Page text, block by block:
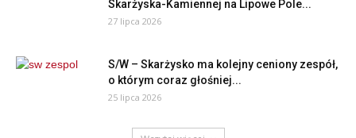
Skarżyska-Kamiennej na Lipowe Pole...
27 lipca 2026
S/W – Skarżysko ma kolejny ceniony zespół,
o którym coraz głośniej...
25 lipca 2026